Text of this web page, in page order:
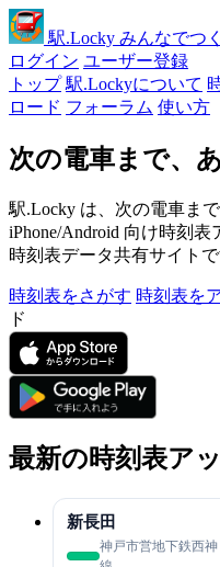
駅.Locky みんなでつ
ログイン ユーザー登録
トップ 駅.Lockyについて
ロード フォーラム 使い方
次の電車まで、
駅.Locky は、次の電車ま
iPhone/Android 向け時刻
時刻表データ共有サイトで
時刻表をさがす 時刻表を
ド
最新の時刻表ア
新長田
神戸市営地下鉄西神